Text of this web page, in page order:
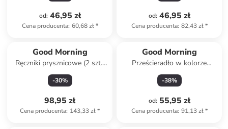
od: 46,95 zł
Cena producenta: 60,68 zł*
od: 46,95 zł
Cena producenta: 82,43 zł*
Good Morning
Ręczniki prysznicowe (2 szt.)
w kolorze antracytowym
-30%
98,95 zł
Cena producenta: 143,33 zł*
Good Morning
Prześcieradło w kolorze
beżowym na gumce
-38%
od: 55,95 zł
Cena producenta: 91,13 zł*